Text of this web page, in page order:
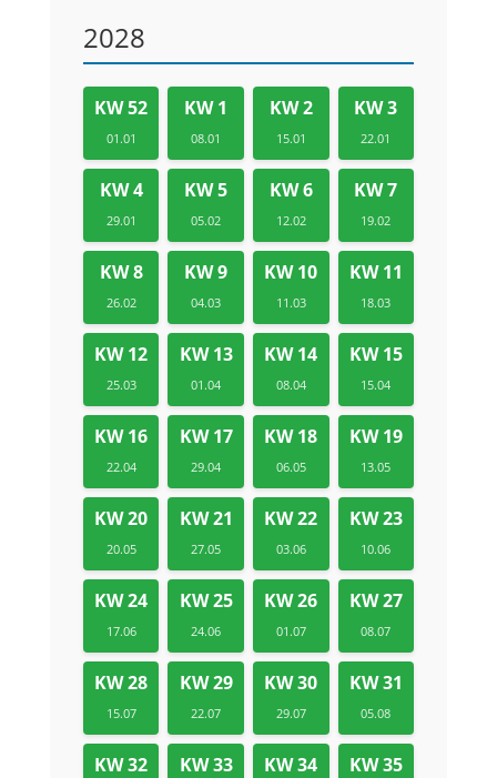
2028
KW 52
01.01
KW 1
08.01
KW 2
15.01
KW 3
22.01
KW 4
29.01
KW 5
05.02
KW 6
12.02
KW 7
19.02
KW 8
26.02
KW 9
04.03
KW 10
11.03
KW 11
18.03
KW 12
25.03
KW 13
01.04
KW 14
08.04
KW 15
15.04
KW 16
22.04
KW 17
29.04
KW 18
06.05
KW 19
13.05
KW 20
20.05
KW 21
27.05
KW 22
03.06
KW 23
10.06
KW 24
17.06
KW 25
24.06
KW 26
01.07
KW 27
08.07
KW 28
15.07
KW 29
22.07
KW 30
29.07
KW 31
05.08
KW 32 KW 33 KW 34 KW 35